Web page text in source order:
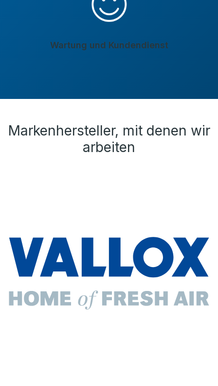
Wartung und Kundendienst
Markenhersteller, mit denen wir
arbeiten